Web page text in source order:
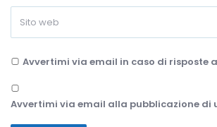
Avvertimi via email in caso di risposte
Avvertimi via email alla pubblicazione di